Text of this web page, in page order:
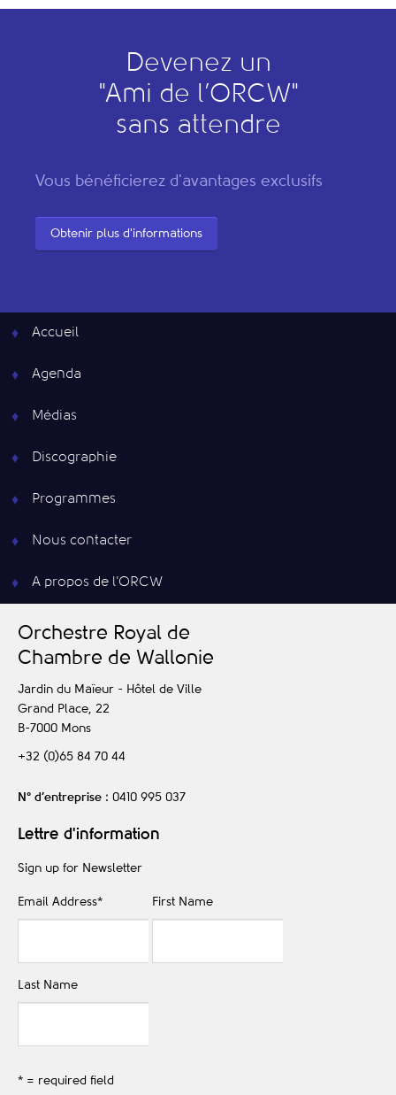
Devenez un
"Ami de l’ORCW"
sans attendre
Vous bénéficierez d'avantages exclusifs
Obtenir plus d'informations
Accueil
Agenda
Médias
Discographie
Programmes
Nous contacter
A propos de l’ORCW
Orchestre Royal de
Chambre de Wallonie
Jardin du Maïeur - Hôtel de Ville
Grand Place, 22
B-7000 Mons
+32 (0)65 84 70 44
N° d’entreprise : 0410 995 037
Lettre d'information
Sign up for Newsletter
Email Address* First Name
Last Name
* = required field